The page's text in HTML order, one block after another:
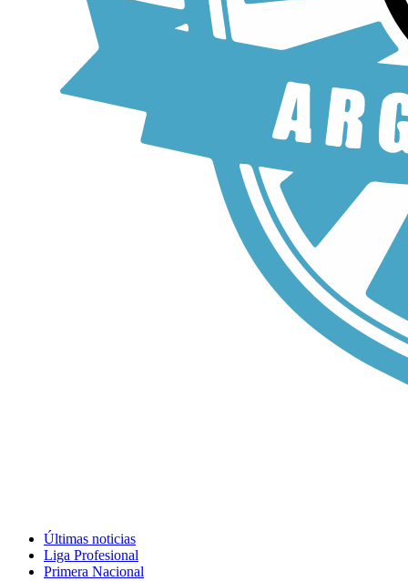
Últimas noticias
Liga Profesional
Primera Nacional